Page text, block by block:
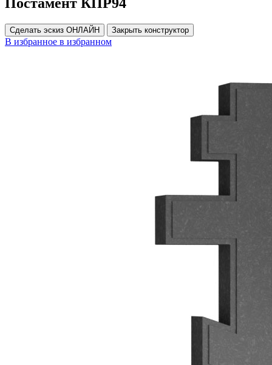
Постамент КПР94
Сделать эскиз ОНЛАЙН Закрыть конструктор
В избранное в избранном